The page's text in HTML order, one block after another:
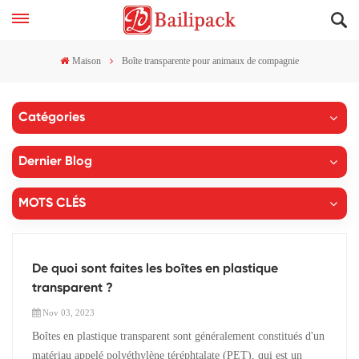
Maison Boîte transparente pour animaux de compagnie
Catégories
Dernier Blog
MOTS CLÉS
De quoi sont faites les boîtes en plastique
transparent ?
Nov 03, 2023
Boîtes en plastique transparent sont généralement constitués d'un
matériau appelé polyéthylène téréphtalate (PET), qui est un